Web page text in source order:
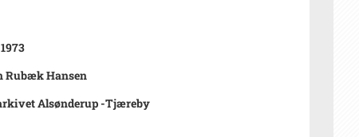
Rubæk Hansen
Alsønderup -Tjæreby